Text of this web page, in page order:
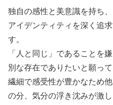
独自の感性と美意識を持ち
アイデンティティを深く追
す。
「人と同じ」であることを
別な存在でありたいと願って
繊細で感受性が豊かなため
の分、気分の浮き沈みが激